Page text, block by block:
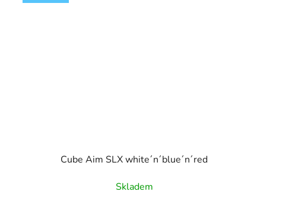
Cube Aim SLX white´n´blue´n´red
Skladem